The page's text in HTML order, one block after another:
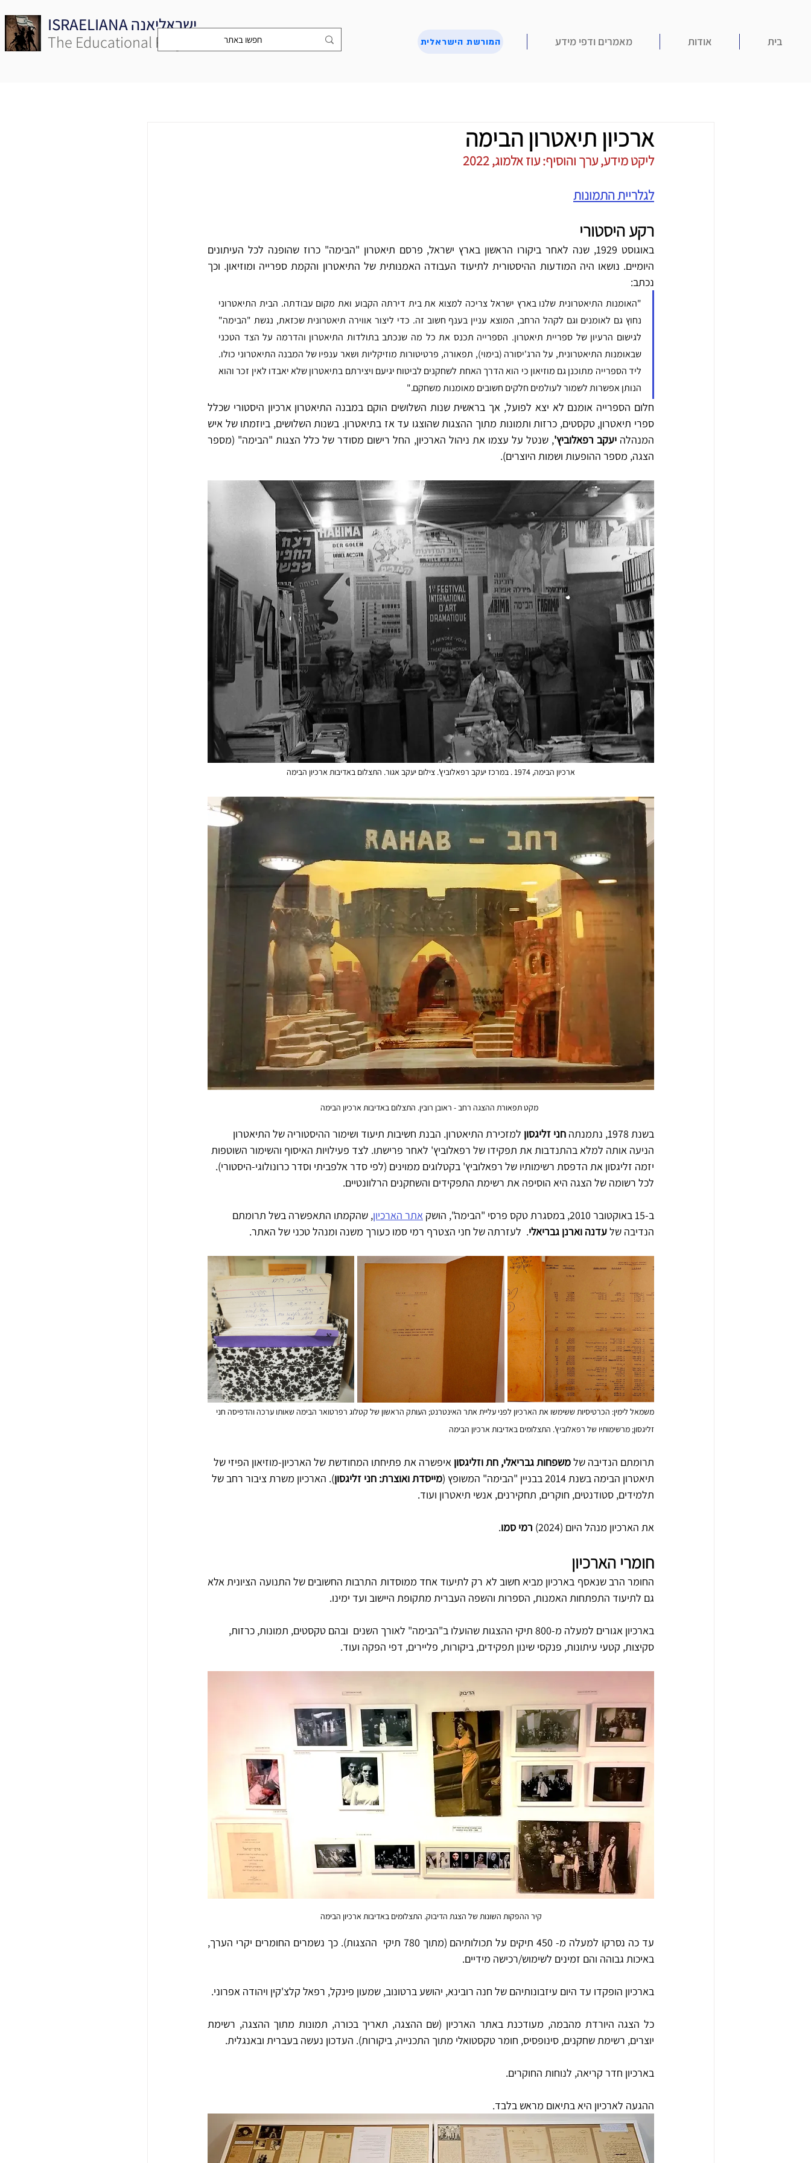
ISRAELIANA ישראליאנה
The Educational Project המורשת הישראלית בית אודות מאמרים ודפי מידע
ארכיון תיאטרון הבימה
ליקט מידע, ערך והוסיף: עוז אלמוג, 2022
לגלריית התמונות
רקע היסטורי
נכתב:
הנותן אפשרות לשמור לעולמים חלקים חשובים מאומנות משחקם."
המנהלה יעקב רפאלוביץ'
הצגה, מספר ההופעות ושמות היוצרים).
ארכיון הבימה, 1974 . במרכז יעקב רפאלוביץ'. צילום יעקב אגור. התצלום באדיבות ארכיון הבימה
  מקט תפאורת ההצגה רחב - ראובן רובין. התצלום באדיבות ארכיון הבימה
בשנת 1978, נתמנתה חני זליגסון למזכירת התיאטרון. הבנת חשיבות תיעוד ושימור ההיסטוריה של התיאטרון
הניעה אותה למלא בהתנדבות את תפקידו של רפאלוביץ' לאחר פרישתו. לצד פעילויות האיסוף והשימור השוטפות
יזמה זליגסון את הדפסת רשימותיו של רפאלוביץ' בקטלוגים ממוינים (לפי סדר אלפביתי וסדר כרונולוגי-היסטורי).
לכל רשומה של הצגה היא הוסיפה את רשימת התפקידים והשחקנים הרלוונטיים.
ב-15 באוקטובר 2010, במסגרת טקס פרסי "הבימה", הושק אתר הארכיון, שהקמתו התאפשרה בשל תרומתם
הנדיבה של עדנה וארנן גבריאלי.  לעזרתה של חני הצטרף רמי סמו כעורך משנה ומנהל טכני של האתר.
משמאל לימין: הכרטיסיות ששימשו את הארכיון לפני עליית אתר האינטרנט; העותק הראשון של קטלוג רפרטואר הבימה שאותו ערכה והדפיסה חני
זליגסון; מרשימותיו של רפאלוביץ'. התצלומים באדיבות ארכיון הבימה
תרומתם הנדיבה של משפחות גבריאלי, חת וזליגסון איפשרה את פתיחתו המחודשת של הארכיון-מוזיאון הפיזי של
תיאטרון הבימה בשנת 2014 בבניין "הבימה" המשופץ (
מייסדת ואוצרת: חני זליגסון). הארכיון משרת ציבור רחב של
תלמידים, סטודנטים, חוקרים, תחקירנים, אנשי תיאטרון ועוד.
את הארכיון מנהל היום (2024) רמי סמו.
חומרי הארכיון
גם לתיעוד התפתחות האמנות, הספרות והשפה העברית מתקופת היישוב ועד ימינו.
בארכיון אגורים למעלה מ-800 תיקי ההצגות שהועלו ב"הבימה" לאורך השנים  ובהם טקסטים, תמונות, כרזות,
סקיצות, קטעי עיתונות, פנקסי שינון תפקידים, ביקורות, פליירים, דפי הפקה ועוד.
קיר ההפקות השונות של הצגת הדיבוק. התצלומים באדיבות ארכיון הבימה
באיכות גבוהה והם זמינים לשימוש/רכישה מידיים.
בארכיון הופקדו עד היום עיזבונותיהם של חנה רובינא, יהושע ברטונוב, שמעון פינקל, רפאל קלצ'קין ויהודה אפרוני.
יוצרים, רשימת שחקנים, סינופסיס, חומר טקסטואלי מתוך התכנייה, ביקורות). העדכון נעשה בעברית ובאנגלית.
בארכיון חדר קריאה, לנוחות החוקרים.
ההגעה לארכיון היא בתיאום מראש בלבד.